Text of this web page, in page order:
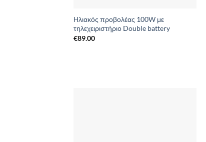
Ηλιακός προβολέας 100W με
τηλεχειριστήριο Double battery
€89.00